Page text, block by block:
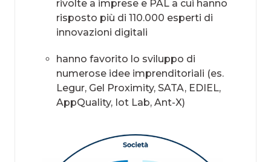
rivolte a imprese e PAL a cui hanno
risposto più di 110.000 esperti di
innovazioni digitali
hanno favorito lo sviluppo di
numerose idee imprenditoriali (es.
Legur, Gel Proximity, SATA, EDIEL,
AppQuality, Iot Lab, Ant-X)